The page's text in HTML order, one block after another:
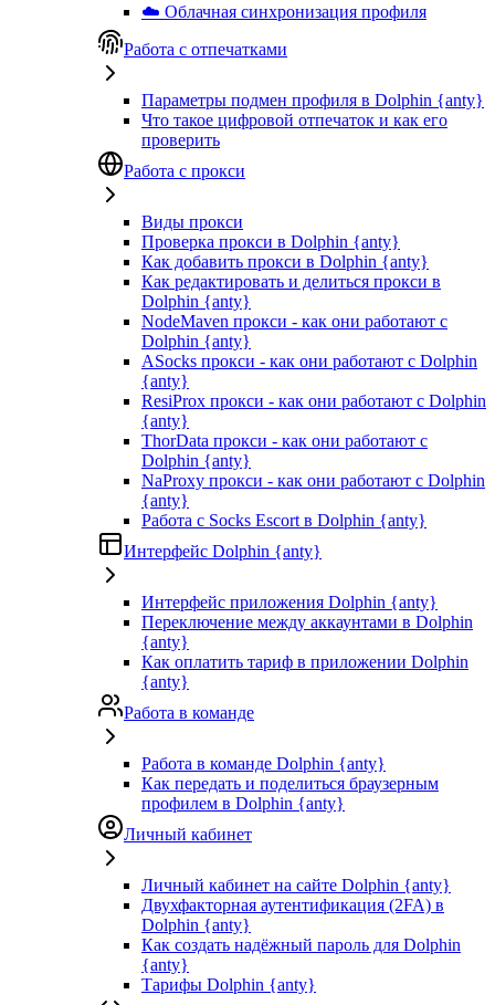
☁️ Облачная синхронизация профиля
Работа с отпечатками
Параметры подмен профиля в Dolphin {anty}
Что такое цифровой отпечаток и как его
проверить
Работа с прокси
Виды прокси
Проверка прокси в Dolphin {anty}
Как добавить прокси в Dolphin {anty}
Как редактировать и делиться прокси в
Dolphin {anty}
NodeMaven прокси - как они работают с
Dolphin {anty}
ASocks прокси - как они работают с Dolphin
{anty}
ResiProx прокси - как они работают с Dolphin
{anty}
ThorData прокси - как они работают с
Dolphin {anty}
NaProxy прокси - как они работают с Dolphin
{anty}
Работа с Socks Escort в Dolphin {anty}
Интерфейс Dolphin {anty}
Интерфейс приложения Dolphin {anty}
Переключение между аккаунтами в Dolphin
{anty}
Как оплатить тариф в приложении Dolphin
{anty}
Работа в команде
Работа в команде Dolphin {anty}
Как передать и поделиться браузерным
профилем в Dolphin {anty}
Личный кабинет
Личный кабинет на сайте Dolphin {anty}
Двухфакторная аутентификация (2FA) в
Dolphin {anty}
Как создать надёжный пароль для Dolphin
{anty}
Тарифы Dolphin {anty}